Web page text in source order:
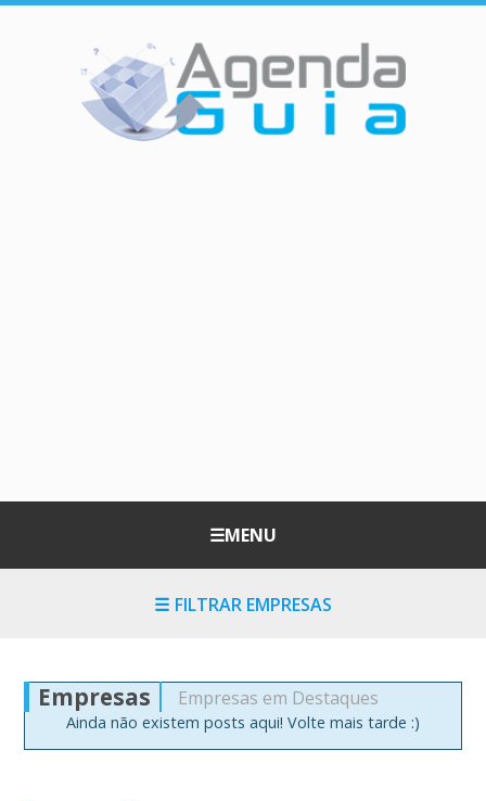
☰MENU
☰ FILTRAR EMPRESAS
Empresas Empresas em Destaques
Ainda não existem posts aqui! Volte mais tarde :)